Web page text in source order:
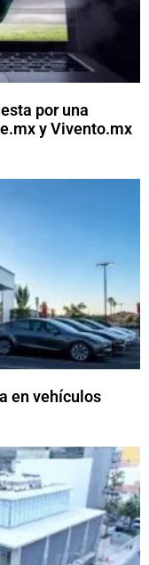
por una
y Vivento.mx
en vehículos